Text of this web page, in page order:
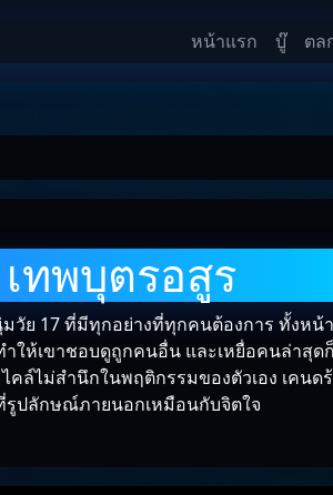
หน้าแรก บู๊ ตล
ทพบุตรอสูร
มวัย 17 ที่มีทุกอย่างที่ทุกคนต้องการ ทั้งหน้
ให้เขาชอบดูถูกคนอื่น และเหยื่อคนล่าสุด
คล์ไม่สำนึกในพฤติกรรมของตัวเอง เคนด
รูปลักษณ์ภายนอกเหมือนกับจิตใจ